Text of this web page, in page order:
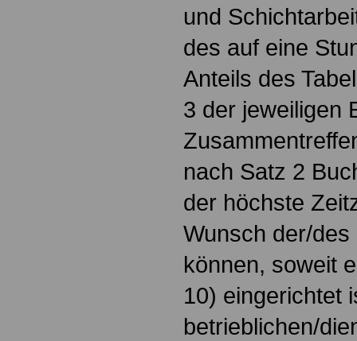
und
des auf eine
Anteils des
3 der jeweiligen
nach Satz 2
der höchste
Wunsch der/
können, soweit
10) eingerichtet
betrieblichen/